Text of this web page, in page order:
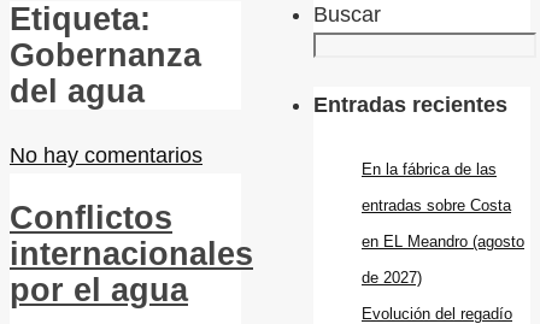
Etiqueta:
Gobernanza
del agua
No hay comentarios
Conflictos
internacionales
por el agua
Buscar
Entradas recientes
En la fábrica de las
entradas sobre Costa
en EL Meandro (agosto
de 2027)
Evolución del regadío